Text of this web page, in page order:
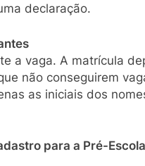
declaração.
a vaga. A matrícula
não conseguirem
as iniciais dos
para a Pré-Escola